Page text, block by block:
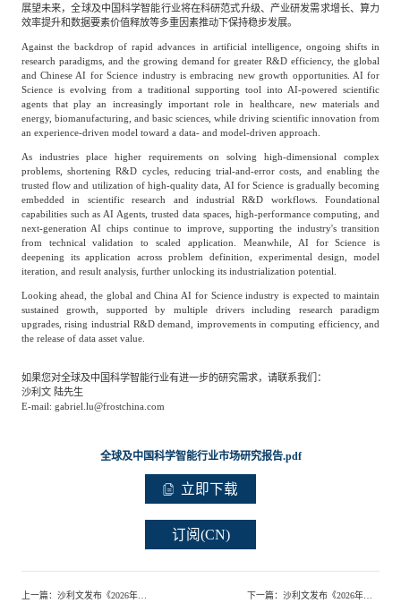
教育与培训 航运及港口
母婴 农林牧渔
园林绿化 商业航空
展望未来，全球及中国科学智能行业将在科研范式升级、产业研发需求增长、算力
效率提升和数据要素价值释放等多重因素推动下保持稳步发展。
Against the backdrop of rapid advances in artificial intelligence, ongoing shifts in
research paradigms, and the growing demand for greater R&D efficiency, the global
and Chinese AI for Science industry is embracing new growth opportunities. AI for
Science is evolving from a traditional supporting tool into AI-powered scientific
agents that play an increasingly important role in healthcare, new materials and
energy, biomanufacturing, and basic sciences, while driving scientific innovation from
an experience-driven model toward a data- and model-driven approach.
As industries place higher requirements on solving high-dimensional complex
problems, shortening R&D cycles, reducing trial-and-error costs, and enabling the
trusted flow and utilization of high-quality data, AI for Science is gradually becoming
embedded in scientific research and industrial R&D workflows. Foundational
capabilities such as AI Agents, trusted data spaces, high-performance computing, and
next-generation AI chips continue to improve, supporting the industry's transition
from technical validation to scaled application. Meanwhile, AI for Science is
deepening its application across problem definition, experimental design, model
iteration, and result analysis, further unlocking its industrialization potential.
Looking ahead, the global and China AI for Science industry is expected to maintain
sustained growth, supported by multiple drivers including research paradigm
upgrades, rising industrial R&D demand, improvements in computing efficiency, and
the release of data asset value.
如果您对全球及中国科学智能行业有进一步的研究需求，请联系我们：
沙利文 陆先生
E-mail: gabriel.lu@frostchina.com
全球及中国科学智能行业市场研究报告.pdf
立即下载
订阅(CN)
上一篇： 沙利文发布《2026年中国数字化医学科普及患者教育服务市场研究报告》 下一篇： 沙利文发布《2026年中国商业运载火箭行业独立研究报告》